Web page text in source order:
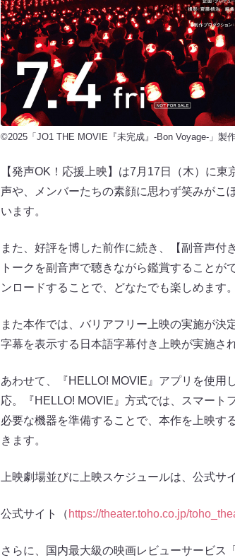
©2025「JO1 THE MOVIE『未完成』-Bon Voyage-」製
【発声OK！応援上映】は7月17日（木）に
声や、メンバーたちの素顔に思わず笑みがこ
います。
また、好評を博した前作に続き、【副音声付
トークを副音声で聴きながら鑑賞すること
ンロードすることで、どなたでも楽しめます
また本作では、バリアフリー上映の実施が決
字幕を表示する日本語字幕付き上映が実施され
あわせて、『HELLO! MOVIE』アプリを使用
応。『HELLO! MOVIE』方式では、スマート
必要な機器を準備することで、本作を上映す
きます。
上映劇場並びに上映スケジュールは、公式サ
公式サイト（ https://theater.toho.co.jp/
さらに、国内最大級の映画レビューサービス